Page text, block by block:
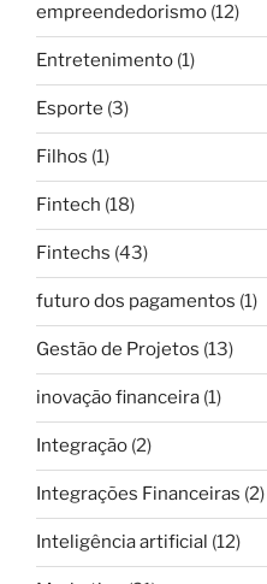
empreendedorismo (12)
Entretenimento (1)
Esporte (3)
Filhos (1)
Fintech (18)
Fintechs (43)
futuro dos pagamentos (1)
Gestão de Projetos (13)
inovação financeira (1)
Integração (2)
Integrações Financeiras (2)
Inteligência artificial (12)